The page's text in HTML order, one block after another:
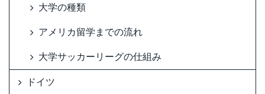
大学の種類
アメリカ留学までの流れ
大学サッカーリーグの仕組み
ドイツ